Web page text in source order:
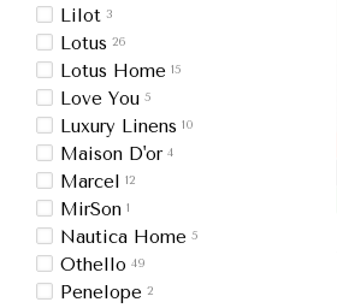
Lilot 3
Lotus 26
Lotus Home 15
Love You 5
Luxury Linens 10
Maison D'or 4
Marcel 12
MirSon 1
Nautica Home 5
Othello 49
Penelope 2